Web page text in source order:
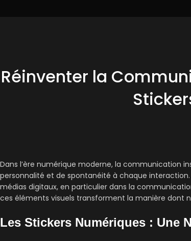
Réinventer la
Dans l’ère numérique moderne, la communication
personnalité et de spontanéité à chaque interaction.
médias digitaux, en particulier dans la
ces éléments visuels transforment la manière dont
Les Stickers Numériques : Une